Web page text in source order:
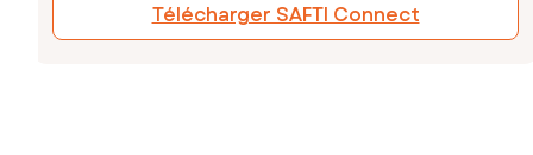
Télécharger SAFTI Connect